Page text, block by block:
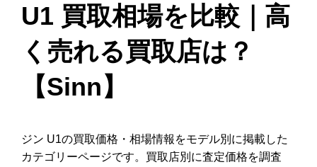
U1 買取相場を比較｜高
く売れる買取店は？
【Sinn】
ジン U1の買取価格・相場情報をモデル別に掲載した
カテゴリーページです。買取店別に査定価格を調査